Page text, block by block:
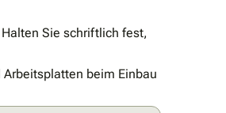
Sie schriftlich fest,
beim Einbau